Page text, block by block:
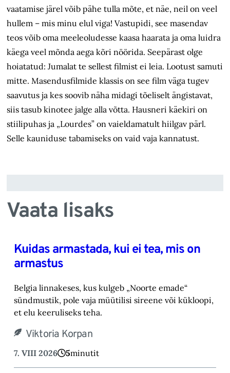
vaatamise järel võib pähe tulla mõte, et näe, neil on veel
hullem – mis minu elul viga! Vastupidi, see masendav
teos võib oma meeleoludesse kaasa haarata ja oma luidra
käega veel mõnda aega kõri nöörida. Seepärast olge
hoiatatud: Jumalat te sellest filmist ei leia. Lootust samuti
mitte. Masendusfilmide klassis on see film väga tugev
saavutus ja kes soovib näha midagi tõeliselt ängistavat,
siis tasub kinotee jalge alla võtta. Hausneri käekiri on
stiilipuhas ja „Lourdes” on vaieldamatult hiilgav pärl.
Selle kauniduse tabamiseks on vaid vaja kannatust.
Vaata lisaks
Kuidas armastada, kui ei tea, mis on
armastus
Belgia linnakeses, kus kulgeb „Noorte emade“
sündmustik, pole vaja müütilisi sireene või kük‎loopi,
et elu keeruliseks teha. ‎
Viktoria Korpan
7. VIII 2026 5minutit